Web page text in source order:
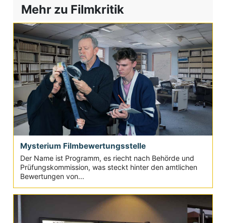
Mehr zu Filmkritik
Mysterium Filmbewertungsstelle
Der Name ist Programm, es riecht nach Behörde und
Prüfungskommission, was steckt hinter den amtlichen
Bewertungen von...